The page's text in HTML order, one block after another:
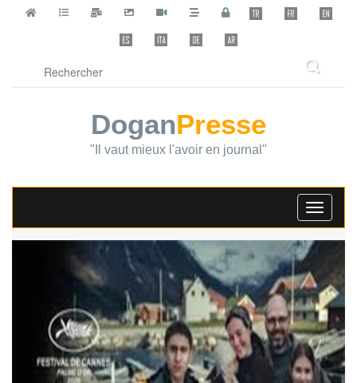
DoganPresse
"Il vaut mieux l'avoir en journal"
Toggle